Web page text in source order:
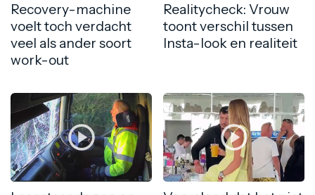
Recovery-machine
voelt toch verdacht
veel als ander soort
work-out
Realitycheck: Vrouw
toont verschil tussen
Insta-look en realiteit